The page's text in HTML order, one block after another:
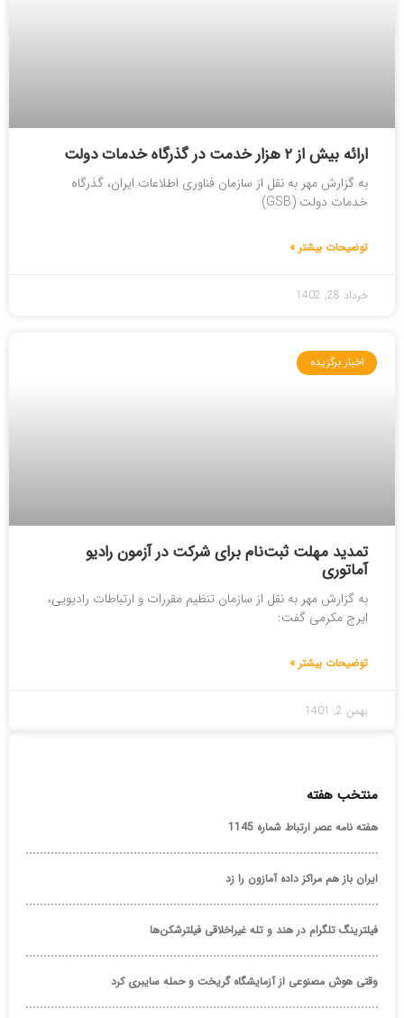
ارائه بیش از ۲ هزار خدمت در گذرگاه خدمات دولت
به گزارش مهر به نقل از سازمان فناوری اطلاعات ایران، گذرگاه
خدمات دولت (GSB)
توضیحات بیشتر »
خرداد 28, 1402
اخبار برگزیده
تمدید مهلت ثبت‌نام برای شرکت در آزمون رادیو
آماتوری
به گزارش مهر به نقل از سازمان تنظیم مقررات و ارتباطات رادیویی،
ایرج مکرمی گفت:
توضیحات بیشتر »
بهمن 2, 1401
منتخب هفته
هفته نامه عصر ارتباط شماره 1145
ایران باز هم مراکز داده آمازون را زد
فیلترینگ تلگرام در هند و تله غیراخلاقی فیلترشکن‌ها
وقتی هوش مصنوعی از آزمایشگاه گریخت و حمله سایبری کرد